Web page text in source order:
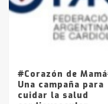
Los
La
entre
#Corazón de
Una campaña para
cuidar la salud